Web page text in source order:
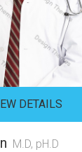
DETAILS
M.D, pH.D